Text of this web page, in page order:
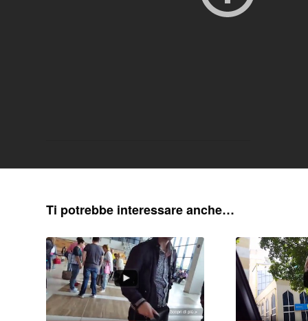
Ti potrebbe interessare anche…